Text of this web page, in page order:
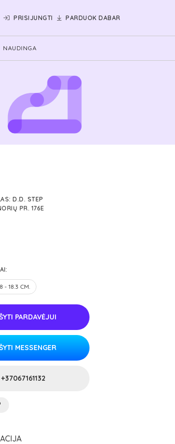
PRISIJUNGTI PARDUOK DABAR
NAUDINGA
D.D. STEP
PR. 176E
- 18.3 CM.
PARDAVĖJUI
MESSENGER
+37067161132